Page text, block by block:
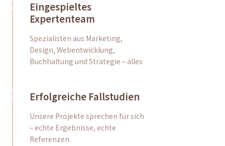
Eingespieltes
Expertenteam
Spezialisten aus Marketing,
Design, Webentwicklung,
Buchhaltung und Strategie – alles
Erfolgreiche Fallstudien
Unsere Projekte sprechen für sich
– echte Ergebnisse, echte
Referenzen.